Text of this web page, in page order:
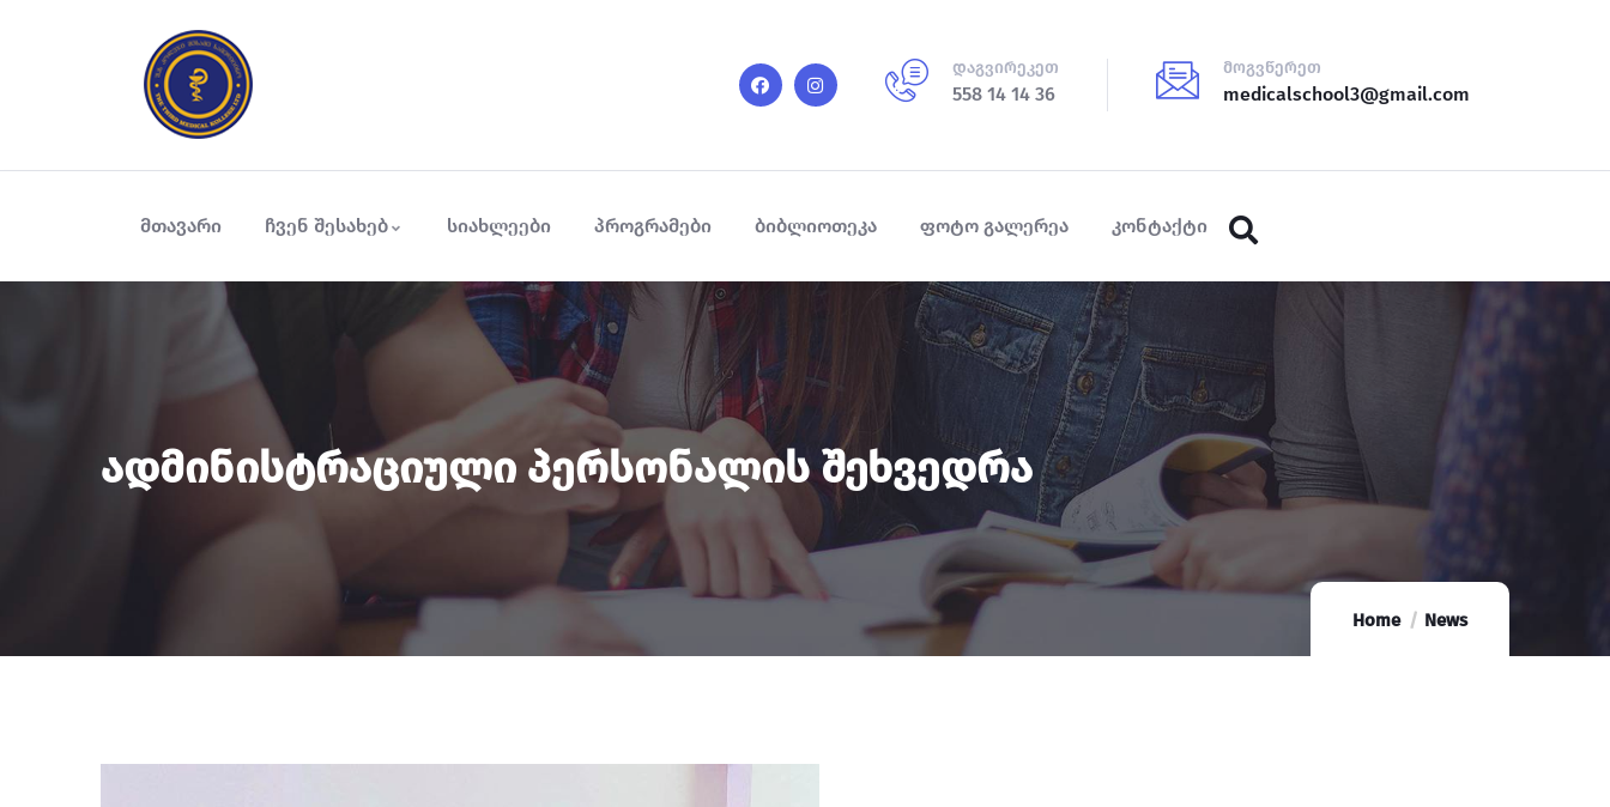
დაგვირეკეთ
558 14 14 36
მოგვწერეთ
medicalschool3@gmail.com
მთავარი ჩვენ შესახებ სიახლეები პროგრამები ბიბლიოთეკა ფოტო გალერეა კონტაქტი
Ადმინისტრაციული Პერსონალის Შეხვედრა
Home News